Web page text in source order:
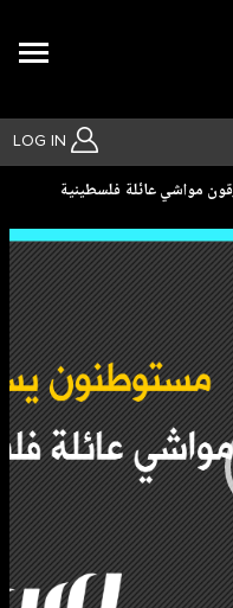
LOG IN
بحث متقدم
مواشي عائلة فلسطينية